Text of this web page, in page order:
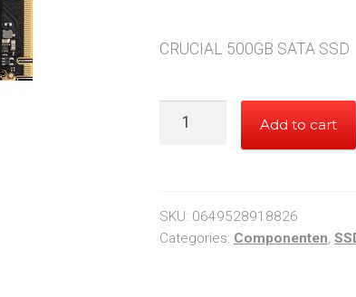
CRUCIAL 500GB SATA SSD
CRUCIAL
quantity
Add to cart
SKU: 0649528918826
Categories: Componenten,